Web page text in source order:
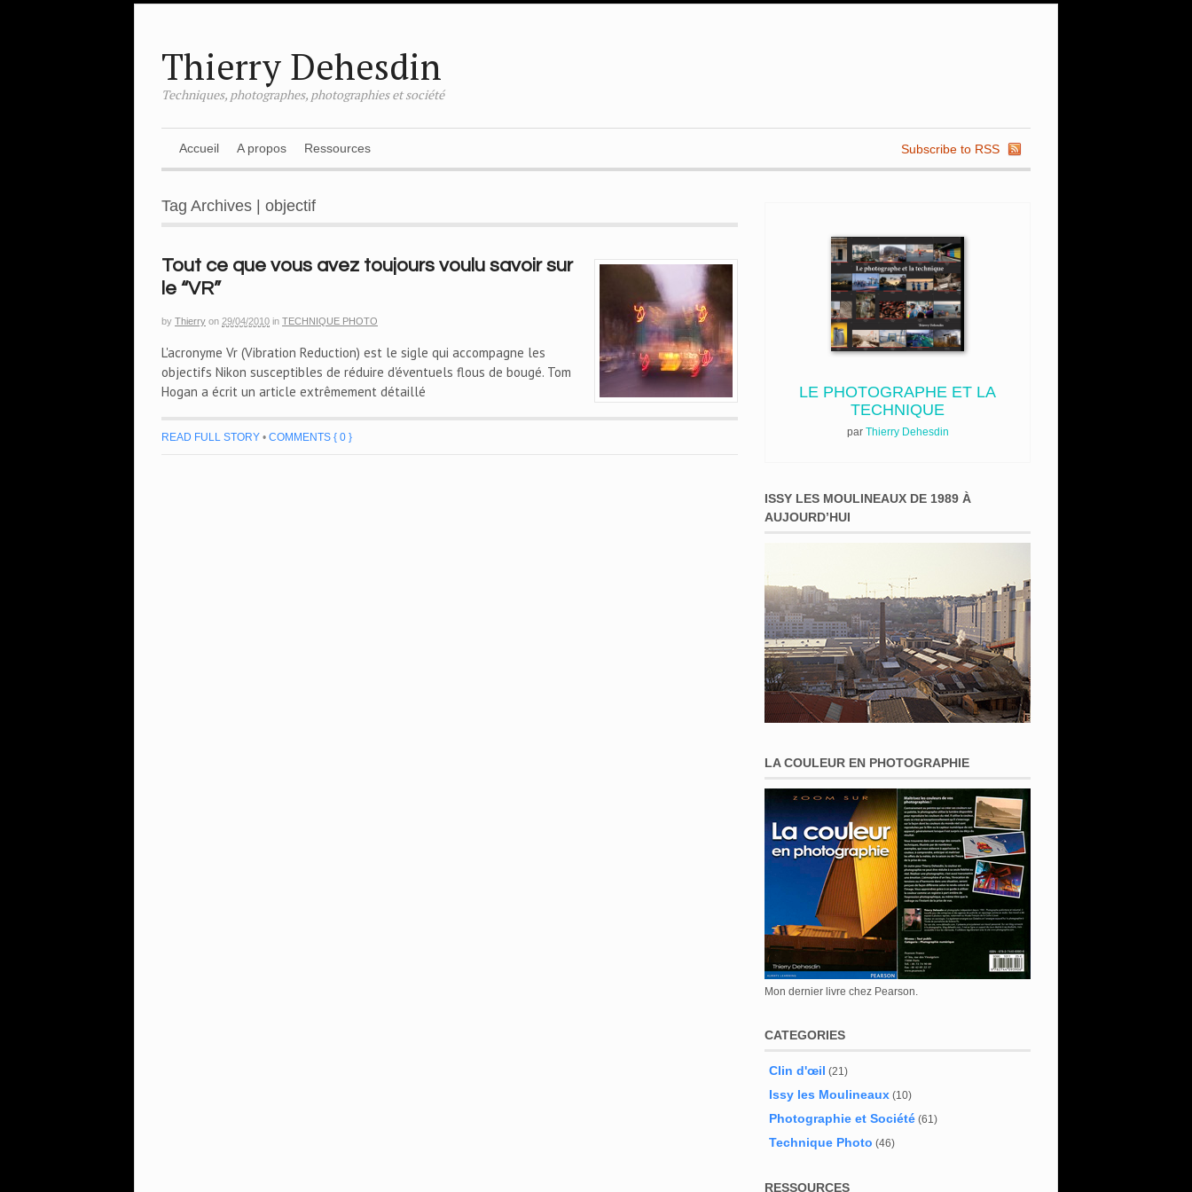
Thierry Dehesdin
Techniques, photographes, photographies et société
Subscribe to RSS
Accueil A propos Ressources
Tag Archives | objectif
Tout ce que vous avez toujours voulu savoir sur
le “VR”
by Thierry on 29/04/2010 in TECHNIQUE PHOTO
L'acronyme Vr (Vibration Reduction) est le sigle qui accompagne les
objectifs Nikon susceptibles de réduire d'éventuels flous de bougé. Tom
Hogan a écrit un article extrêmement détaillé
READ FULL STORY • COMMENTS { 0 }
LE PHOTOGRAPHE ET LA
TECHNIQUE
par Thierry Dehesdin
ISSY LES MOULINEAUX DE 1989 À
AUJOURD’HUI
LA COULEUR EN PHOTOGRAPHIE
Mon dernier livre chez Pearson.
CATEGORIES
Clin d'œil (21)
Issy les Moulineaux (10)
Photographie et Société (61)
Technique Photo (46)
RESSOURCES